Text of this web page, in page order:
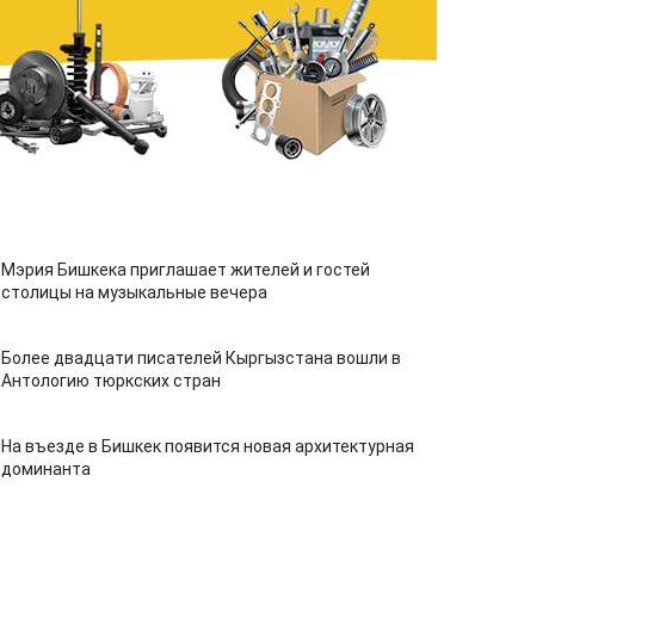
Мэрия Бишкека приглашает жителей и гостей
столицы на музыкальные вечера
Более двадцати писателей Кыргызстана вошли в
Антологию тюркских стран
На въезде в Бишкек появится новая архитектурная
доминанта